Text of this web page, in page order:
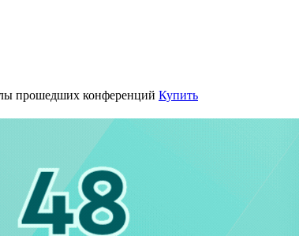
прошедших конференций Купить